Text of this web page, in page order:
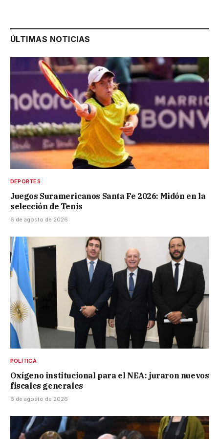
ÚLTIMAS NOTICIAS
DEPORTES
Juegos Suramericanos Santa Fe 2026: Midón en la
selección de Tenis
6 de agosto de 2026
POLÍTICA
Oxígeno institucional para el NEA: juraron nuevos
fiscales generales
6 de agosto de 2026